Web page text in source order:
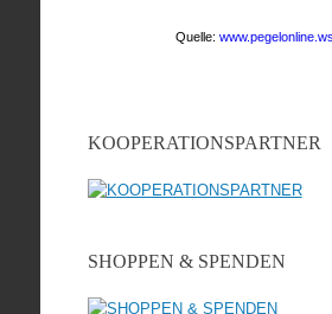
KOOPERATIONSPARTNER
SHOPPEN & SPENDEN